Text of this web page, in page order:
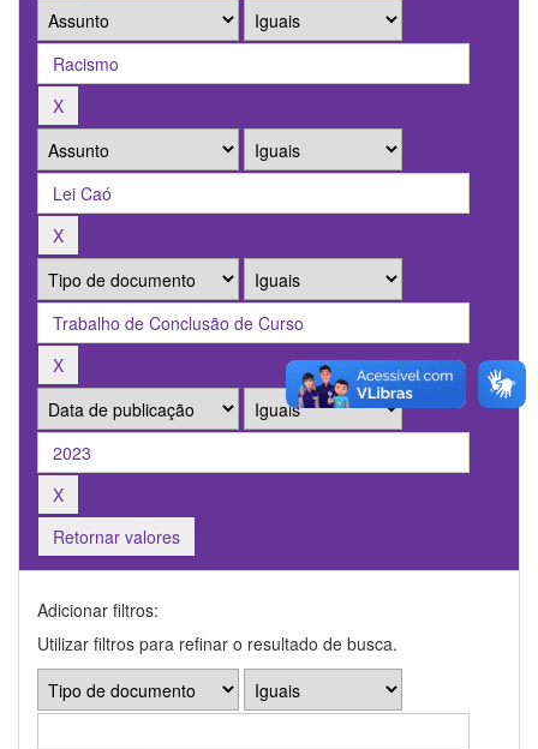
Retornar valores
Adicionar filtros:
Utilizar filtros para refinar o resultado de busca.